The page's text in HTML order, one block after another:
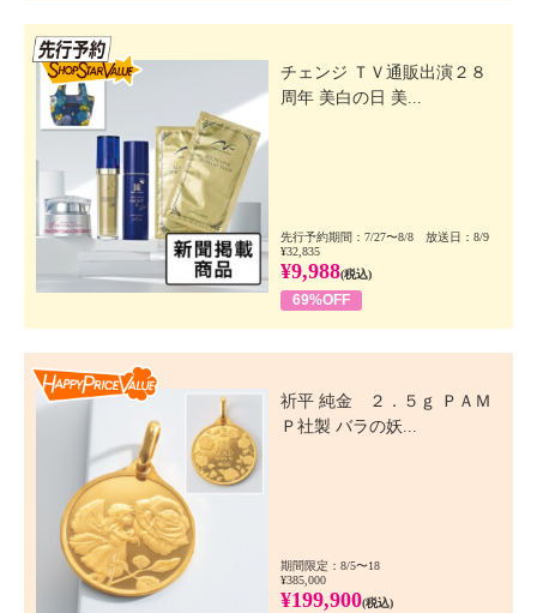
チェンジ ＴＶ通販出演２８
周年 美白の日 美...
先行予約期間：7/27〜8/8 放送日：8/9
¥32,835
¥9,988(税込)
69%OFF
祈平 純金 ２．５ｇ ＰＡＭ
Ｐ社製 バラの妖...
期間限定：8/5〜18
¥385,000
¥199,900(税込)